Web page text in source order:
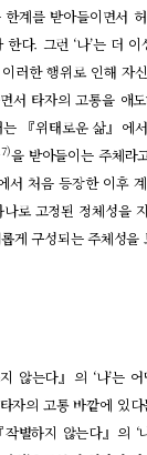
한계를 받아들이면서
다. 그런 ‘나’는 더 이
러한 행위로 인해 자
서 타자의 고통을 애
『위태로운 삶』에
을 받아들이는 주체라
서 처음 등장한 이후
나로 고정된 정체성을
게 구성되는 주체성을
는다』의 ‘나’는 어
자의 고통 바깥에 있다
별하지 않는다』의 ‘